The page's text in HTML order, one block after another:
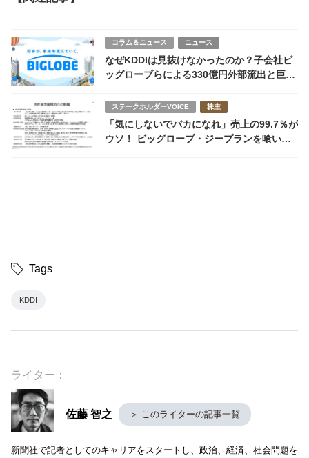
コラム＆ニュース ニュース
なぜKDDIは見抜けなかったのか？子会社ビ
ッグローブらによる330億円外部流出と巨額
ステークホルダーVOICE 株主
「気にしないでバカになれ」売上の99.7％が
ウソ！ ビッグローブ・ジープランを喰い物
Tags
KDDI
ライター：
佐藤 智之 ＞ このライターの記事一覧
新聞社で記者としてのキャリアをスタートし、政治、経済、社会問題を